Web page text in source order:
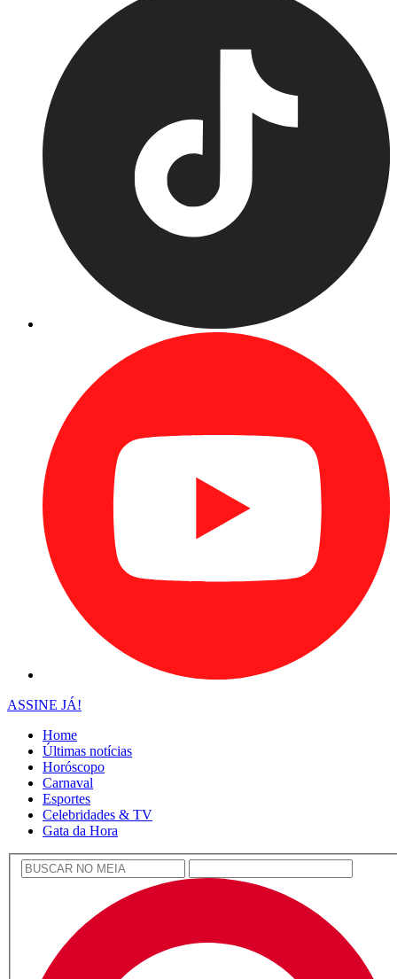
ASSINE JÁ!
Home
Últimas notícias
Horóscopo
Carnaval
Esportes
Celebridades & TV
Gata da Hora